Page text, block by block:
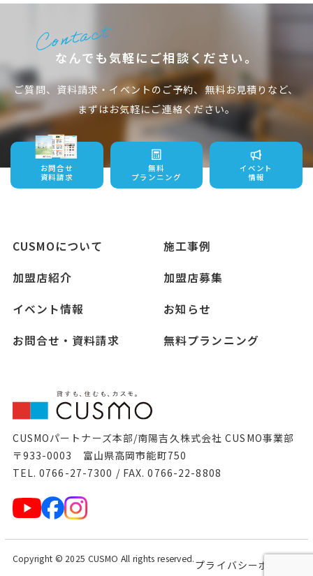
なんでも気軽にご相談ください。
ご質問、資料請求・イベントのご予約、無料お見積りなど、
まずはお気軽にご連絡ください。
お問合せ
資料請求
無料
プランニング
イベント
情報
CUSMOパートナーズ本部/南陽吉久株式会社 CUSMO事業部
〒933-0003 富山県高岡市能町750
TEL. 0766-27-7300 / FAX. 0766-22-8808
CUSMOについて
施工事例
加盟店紹介
加盟店募集
イベント情報
お知らせ
お問合せ・資料請求
無料プランニング
Copyright © 2025 CUSMO All rights reserved.プライバシーポリシー